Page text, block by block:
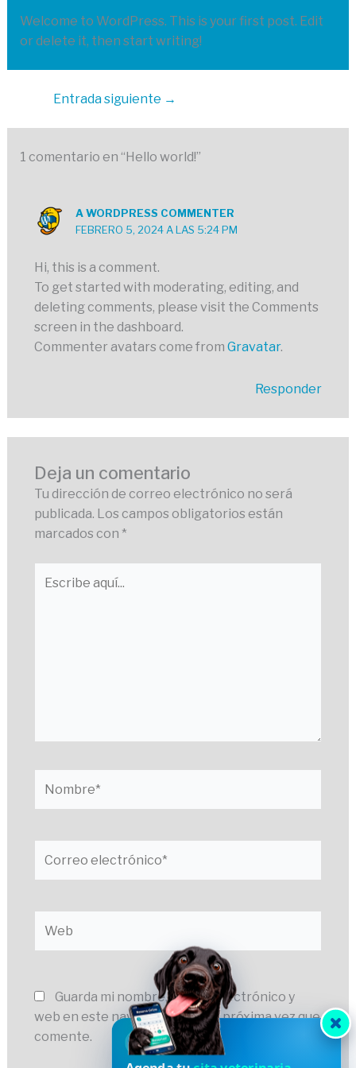
Welcome to WordPress. This is your first post. Edit
or delete it, then start writing!
Entrada siguiente →
1 comentario en “Hello world!”
A WORDPRESS COMMENTER
FEBRERO 5, 2024 A LAS 5:24 PM
Hi, this is a comment.
To get started with moderating, editing, and
deleting comments, please visit the Comments
screen in the dashboard.
Commenter avatars come from Gravatar.
Responder
Deja un comentario
Tu dirección de correo electrónico no será
publicada. Los campos obligatorios están
marcados con *
aquí...
electrónico*
Guarda mi nombre, correo electrónico y
web en este navegador para la próxima vez que
comente.
HVDES